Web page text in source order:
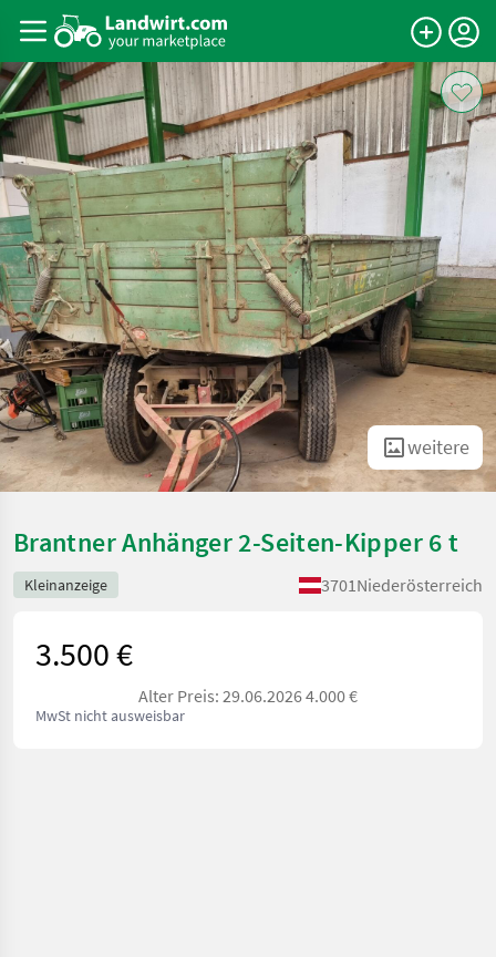
weitere
Brantner Anhänger 2-Seiten-Kipper 6 t
Kleinanzeige 3701Niederösterreich
3.500 €
Alter Preis: 29.06.2026 4.000 €
MwSt nicht ausweisbar